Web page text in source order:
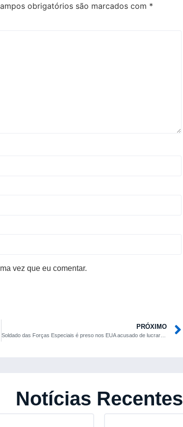
obrigatórios são marcados com *
vez que eu comentar.
PRÓXIMO
Soldado das Forças Especiais é preso nos EUA acusado de lucrar US$ 400 mil em apostas sobre queda de Maduro
Notícias Recentes